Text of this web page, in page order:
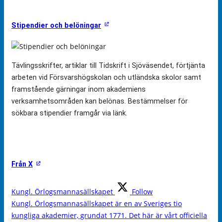
Stipendier och belöningar
Tävlingsskrifter, artiklar till Tidskrift i Sjöväsendet, förtjänta
arbeten vid Försvarshögskolan och utländska skolor samt
framstående gärningar inom akademiens
verksamhetsområden kan belönas. Bestämmelser för
sökbara stipendier framgår via länk.
Från X
Kungl. Örlogsmannasällskapet
Follow
Kungl. Örlogsmannasällskapet är en av Sveriges tio
kungliga akademier, grundat 1771. Det här är vårt officiella